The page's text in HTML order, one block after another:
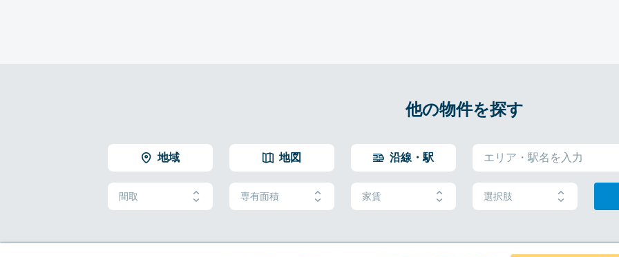
他の物件を探す
地域 地図 沿線・駅
間取 専有面積 家賃 選択肢